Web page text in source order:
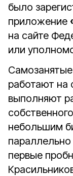
было
приложение
на сайте
или
работают на
выполняют
небольшим
первые